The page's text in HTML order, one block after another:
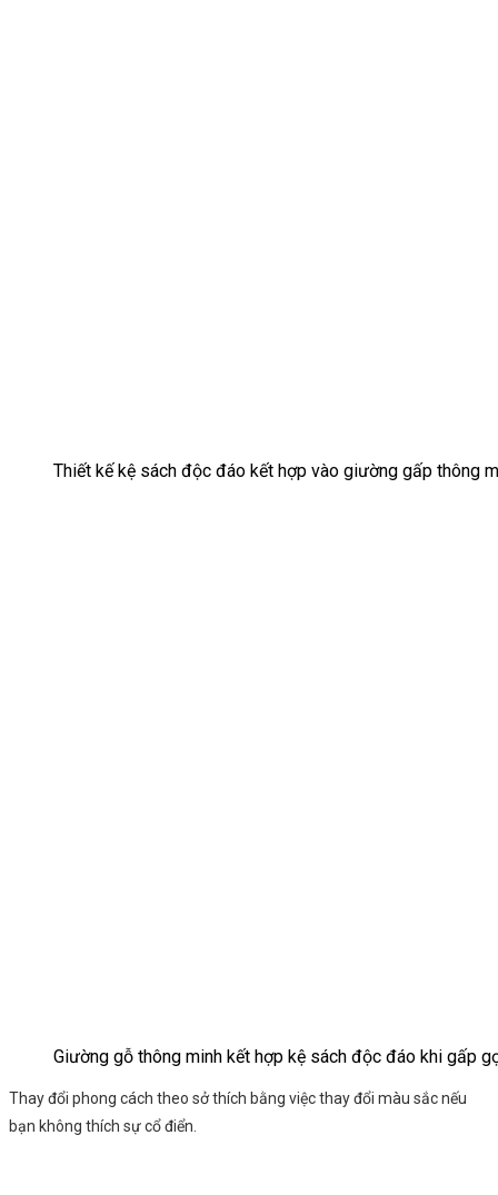
Thiết kế kệ sách độc đáo kết hợp vào giường gấp thông
Giường gỗ thông minh kết hợp kệ sách độc đáo khi gấp
Thay đổi phong cách theo sở thích bằng việc thay đổi màu sắc nếu
bạn không thích sự cổ điển.